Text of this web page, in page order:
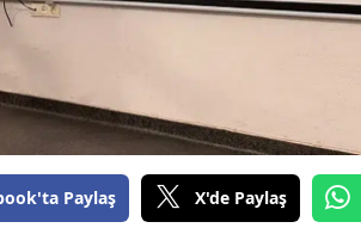
Paylaş X'de Paylaş